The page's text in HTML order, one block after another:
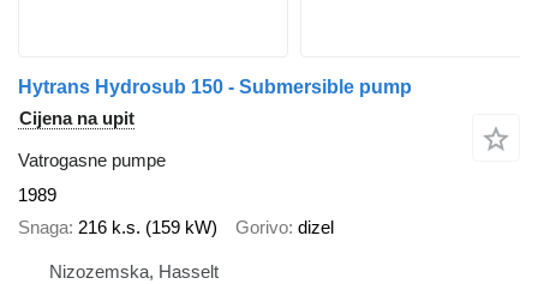
Hytrans Hydrosub 150 - Submersible pump
Cijena na upit
Vatrogasne pumpe
1989
Snaga 216 k.s. (159 kW) Gorivo dizel
Nizozemska, Hasselt